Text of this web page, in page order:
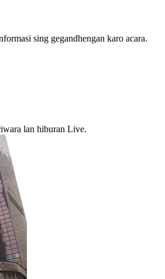
sing gegandhengan karo acara.
lan hiburan Live.